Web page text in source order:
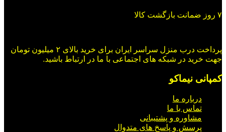
۷ روز ضمانت بازگشت کالا
پرداخت درب منزل سراسر ایران برای خرید بالای ۲ میلیون تومان
جهت خرید در شبکه های اجتماعی با ما در ارتباط باشید.
کمپانی نیماکو
درباره ما
تماس با ما
مشاوره و پشتیبانی
پرسش و پاسخ های متدوال